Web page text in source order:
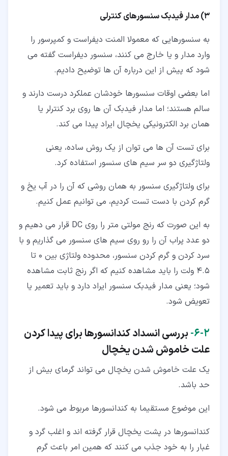
3) مدار فیدبک سنسورهای کنترلی
به سنسورهایی که معمولا المنت دیفراست و کمپرسور را
وارد مدار و یا خارج می کنند، سنسور دیفراست گفته می
شود که پیش از این درباره آن ها توضیح دادیم.
اما بعضی اوقات سنسورها خودشان عملکرد درست دارند و
سالم هستند؛ اما مدار فیدبک آن ها روی برد کنترلر یا
همان برد الکترونیکی یخچال ایراد پیدا می کند.
برای تست آن ها می توان از یک روش ساده، یعنی
ولتاژگیری دو سر سیم های سنسور استفاده کرد.
برای ولتاژگیری سنسور به همان روشی که آن را در آب یخ و
گرم کردن با دست تست کردیم، می توانیم عمل کنیم.
به این صورت که رنج مولتی متر را روی DC قرار می دهیم و
دو عدد پراب آن را رو روی سیم های سنسور می گذاریم و با
سرد کردن و گرم کردن سنسور، محدوده ولتاژی بین 0 تا
4.5 ولت را باید مشاهده کنیم که اگر رنج ثابت مشاهده
شود؛ یعنی مدار فیدبک سنسور ایراد دارد و باید تعمیر یا
تعویض شود.
۲‏-‏۶‏-
بررسی انسداد کندانسورها برای پیدا کردن
علت خاموش شدن یخچال
یک علت خاموش شدن یخچال می تواند گرمای بیش از
حد باشد.
این موضوع مستقیما به کندانسورها مربوط می شود.
کندانسورها در پشت یخچال قرار گرفته اند و اغلب گرد و
غبار را به خود جذب می کنند که همین امر باعث گرم